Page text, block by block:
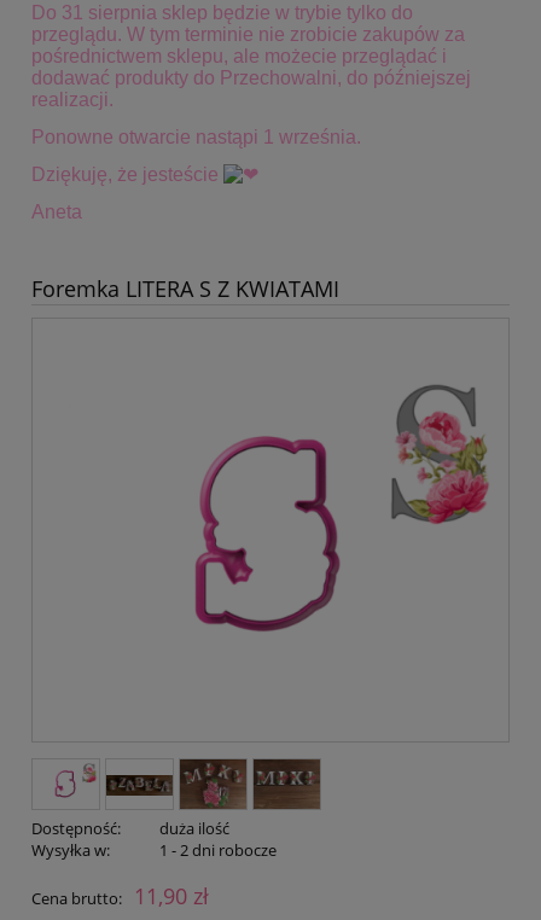
Do 31 sierpnia sklep będzie w trybie tylko do
przeglądu. W tym terminie nie zrobicie zakupów za
pośrednictwem sklepu, ale możecie przeglądać i
dodawać produkty do Przechowalni, do późniejszej
realizacji.
Ponowne otwarcie nastąpi 1 września.
Dziękuję, że jesteście
Aneta
Foremka LITERA S Z KWIATAMI
Dostępność:
duża ilość
Wysyłka w:
1 - 2 dni robocze
Cena brutto: 11,90 zł